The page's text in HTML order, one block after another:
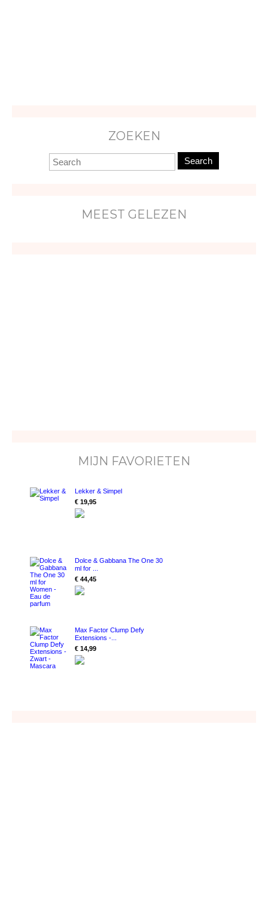
ZOEKEN
Search
MEEST GELEZEN
MIJN FAVORIETEN
Lekker & Simpel
€ 19,95
Dolce & Gabbana The One 30
ml for ...
€ 44,45
Max Factor Clump Defy
Extensions -...
€ 14,99